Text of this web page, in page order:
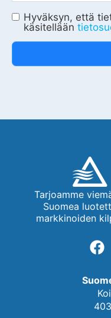
Hyväksyn, että
käsitellään
Tarjoamme
Suomea
markkinoiden